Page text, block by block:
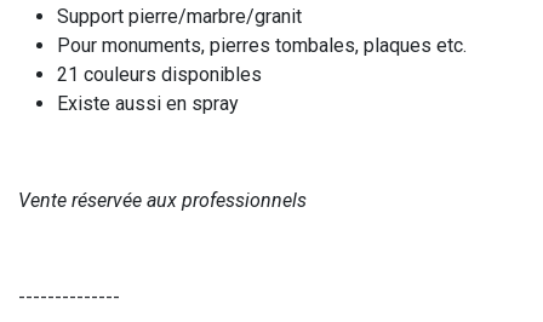
Support pierre/marbre/granit
Pour monuments, pierres tombales, plaques etc.
21 couleurs disponibles
Existe aussi en spray
Vente réservée aux professionnels
--------------